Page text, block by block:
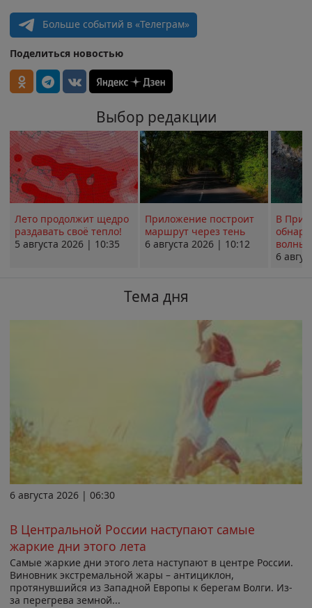
Больше событий в «Телеграм»
Поделиться новостью
Выбор редакции
Лето продолжит щедро
раздавать своё тепло!
5 августа 2026 | 10:35
Приложение построит
маршрут через тень
6 августа 2026 | 10:12
В
волны
6
Тема дня
6 августа 2026 | 06:30
В Центральной России наступают самые
жаркие дни этого лета
Самые жаркие дни этого лета наступают в центре России.
Виновник экстремальной жары – антициклон,
протянувшийся из Западной Европы к берегам Волги. Из-
за перегрева земной...